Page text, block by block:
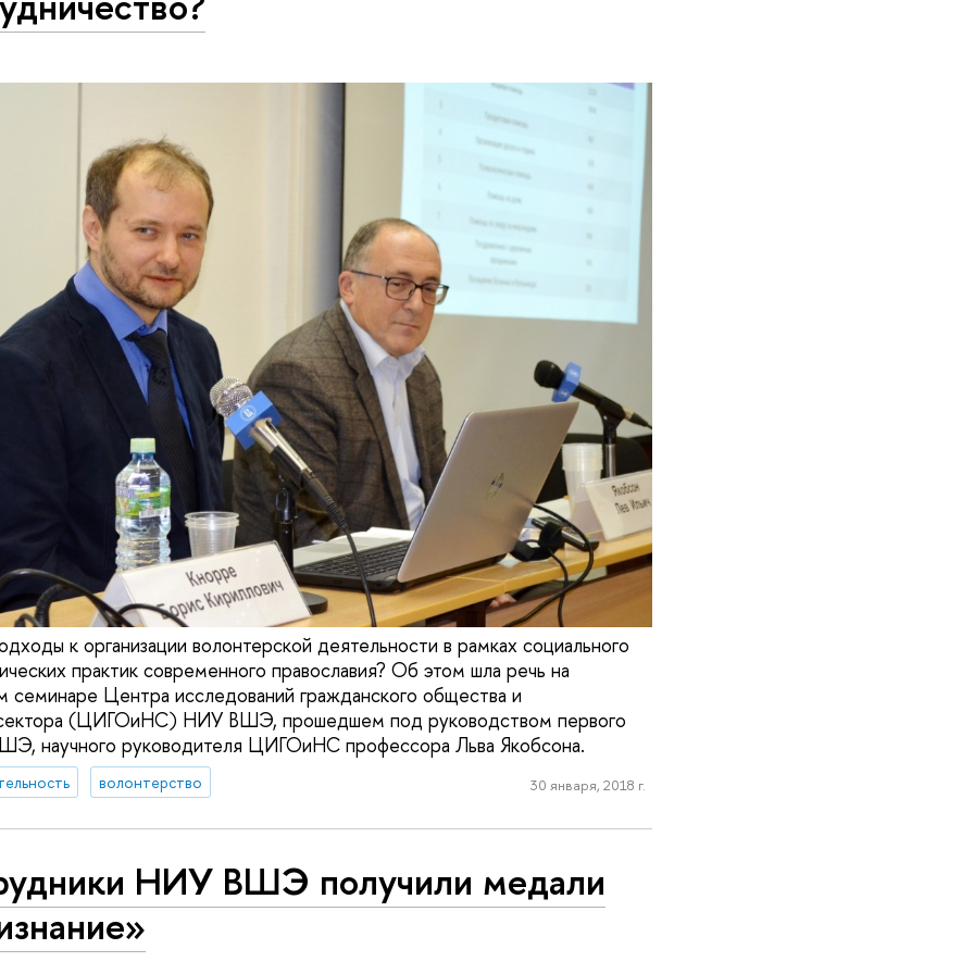
к организации волонтерской деятельности в рамках социального
практик современного православия? Об этом шла речь на
семинаре Центра исследований гражданского общества и
(ЦИГОиНС) НИУ ВШЭ, прошедшем под руководством первого
научного руководителя ЦИГОиНС профессора Льва Якобсона.
волонтерство 30 января, 2018 г.
НИУ ВШЭ получили медали